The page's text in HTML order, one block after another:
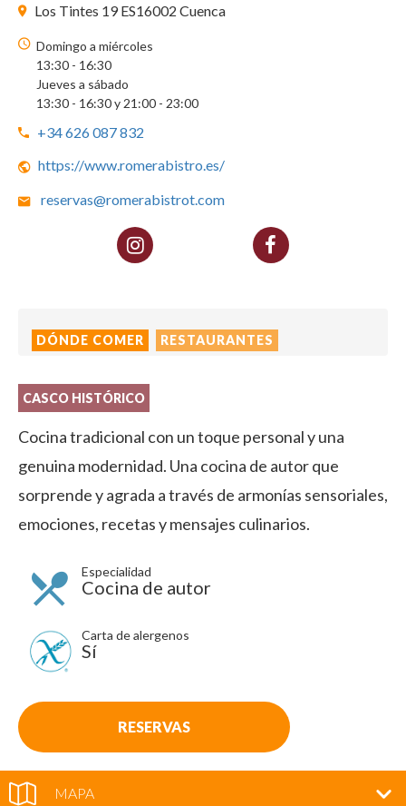
Los Tintes 19 ES16002 Cuenca
Domingo a miércoles
13:30 - 16:30
Jueves a sábado
13:30 - 16:30 y 21:00 - 23:00
+34 626 087 832
https://www.romerabistro.es/
reservas@romerabistrot.com
DÓNDE COMER RESTAURANTES
CASCO HISTÓRICO
Cocina tradicional con un toque personal y una
genuina modernidad. Una cocina de autor que
sorprende y agrada a través de armonías sensoriales,
emociones, recetas y mensajes culinarios.
Especialidad
Cocina de autor
Carta de alergenos
Sí
RESERVAS
MAPA